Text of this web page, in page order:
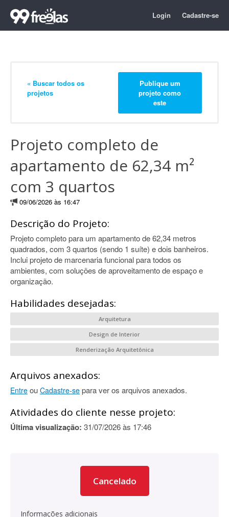
Login Cadastre-se
« Buscar todos os
projetos
Publique um
projeto como
este
Projeto completo de
apartamento de 62,34 m²
com 3 quartos
09/06/2026 às 16:47
Descrição do Projeto:
Projeto completo para um apartamento de 62,34 metros
quadrados, com 3 quartos (sendo 1 suíte) e dois banheiros.
Inclui projeto de marcenaria funcional para todos os
ambientes, com soluções de aproveitamento de espaço e
organização.
Habilidades desejadas:
Arquitetura
Design de Interior
Renderização Arquitetônica
Arquivos anexados:
Entre ou Cadastre-se para ver os arquivos anexados.
Atividades do cliente nesse projeto:
Última visualização: 31/07/2026 às 17:46
Cancelado
Informações adicionais